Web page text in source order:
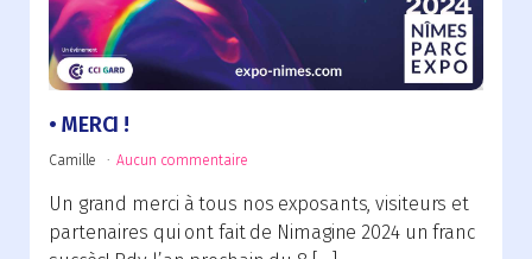
MERCI !
Camille Aucun commentaire
Un grand merci à tous nos exposants, visiteurs et
partenaires qui ont fait de Nimagine 2024 un franc